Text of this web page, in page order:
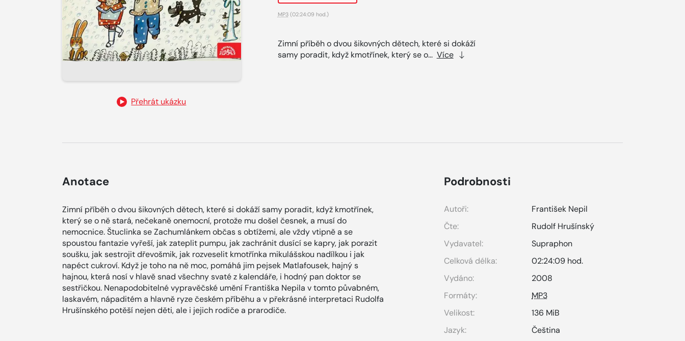
Přehrát ukázku
MP3(02:24:09 hod.)
Zimní příběh o dvou šikovných dětech, které si dokáží
samy poradit, když kmotřínek, který se o... Více
Anotace
Zimní příběh o dvou šikovných dětech, které si dokáží samy poradit, když kmotřínek,
který se o ně stará, nečekaně onemocní, protože mu došel česnek, a musí do
nemocnice. Štuclinka se Zachumlánkem občas s obtížemi, ale vždy vtipně a se
spoustou fantazie vyřeší, jak zateplit pumpu, jak zachránit dusící se kapry, jak porazit
soušku, jak sestrojit dřevošmik, jak rozveselit kmotřínka mikulášskou nadílkou i jak
napéct cukroví. Když je toho na ně moc, pomáhá jim pejsek Matlafousek, hajný s
hajnou, která nosí v hlavě snad všechny svaté z kalendáře, i hodný pan doktor se
sestřičkou. Nenapodobitelné vypravěčské umění Františka Nepila v tomto půvabném,
laskavém, nápaditém a hlavně ryze českém příběhu a v překrásné interpretaci Rudolfa
Hrušínského potěší nejen děti, ale i jejich rodiče a prarodiče.
Podrobnosti
Autoři:
František Nepil
Čte:
Rudolf Hrušínský
Vydavatel:
Supraphon
Celková délka:
02:24:09 hod.
Vydáno:
2008
Formáty:
MP3
Velikost:
136 MiB
Jazyk:
Čeština